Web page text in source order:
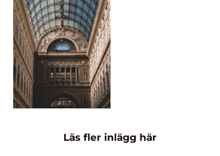
Läs fler inlägg här